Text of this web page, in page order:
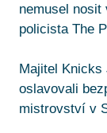
nemusel nosit
policista The
Majitel Knicks
oslavovali
mistrovství v